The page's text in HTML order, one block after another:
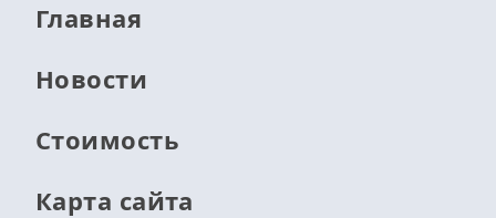
Главная
Новости
Стоимость
Карта сайта